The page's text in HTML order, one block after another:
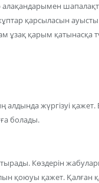
алақандарымен
қарсыласын
қарым қатынасқа
жүргізуі
болады.
Көздерін
қоюуы қажет. Қалған